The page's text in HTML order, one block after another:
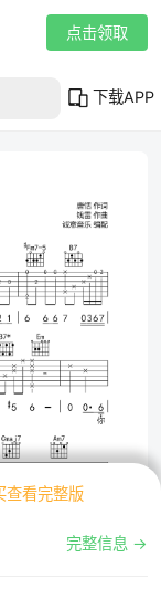
点击领取
下载APP
查看完整版
完整信息 →